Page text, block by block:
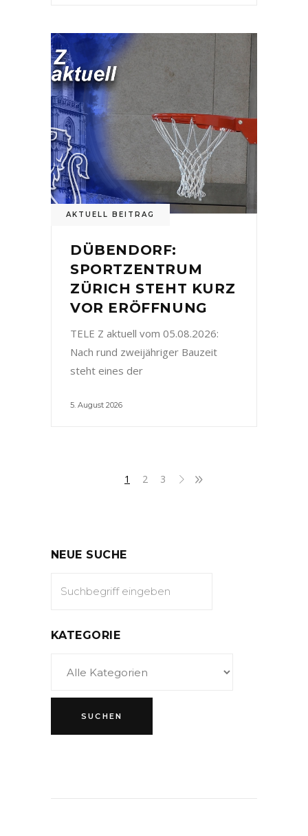
AKTUELL BEITRAG
DÜBENDORF:
SPORTZENTRUM
ZÜRICH STEHT KURZ
VOR ERÖFFNUNG
TELE Z aktuell vom 05.08.2026:
Nach rund zweijähriger Bauzeit
steht eines der
5. August 2026
1 2 3
NEUE SUCHE
KATEGORIE